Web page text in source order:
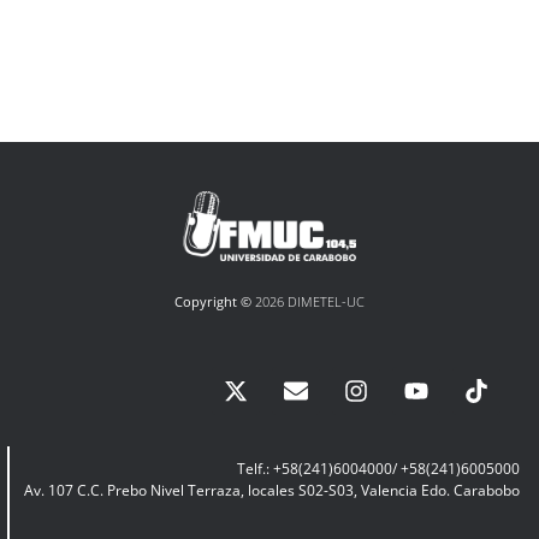
Copyright © 2026 DIMETEL-UC
Telf.: +58(241)6004000/ +58(241)6005000
Av. 107 C.C. Prebo Nivel Terraza, locales S02-S03, Valencia Edo. Carabobo